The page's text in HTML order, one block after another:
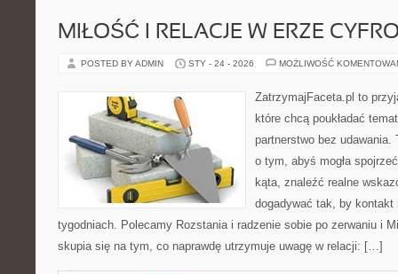
MIŁOŚĆ I RELACJE W ERZE
POSTED BY ADMIN STY - 24 - 2026 MOŻLIWOŚĆ
ZatrzymajFaceta.pl to
które chcą poukładać
partnerstwo bez udawania.
o tym, abyś mogła
kąta, znaleźć realne
dogadywać tak, by kontakt
tygodniach. Polecamy Rozstania i radzenie sobie po zerwaniu i
skupia się na tym, co naprawdę utrzymuje uwagę w relacji: […]